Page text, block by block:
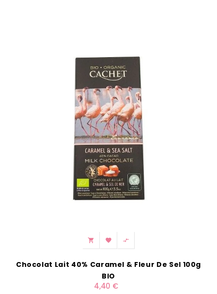
  
Chocolat Lait 40% Caramel & Fleur De Sel 100g
BIO
4,40 €